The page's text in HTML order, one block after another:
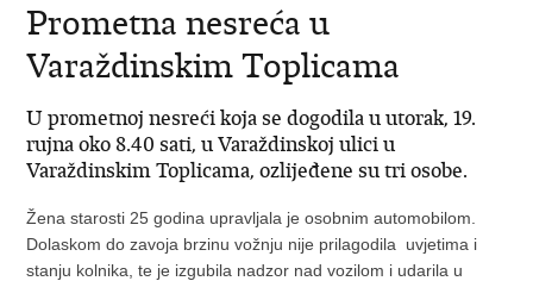
Prometna nesreća u
Varaždinskim Toplicama
U prometnoj nesreći koja se dogodila u utorak, 19.
rujna oko 8.40 sati, u Varaždinskoj ulici u
Varaždinskim Toplicama, ozlijeđene su tri osobe.
Žena starosti 25 godina upravljala je osobnim automobilom.
Dolaskom do zavoja brzinu vožnju nije prilagodila uvjetima i
stanju kolnika, te je izgubila nadzor nad vozilom i udarila u